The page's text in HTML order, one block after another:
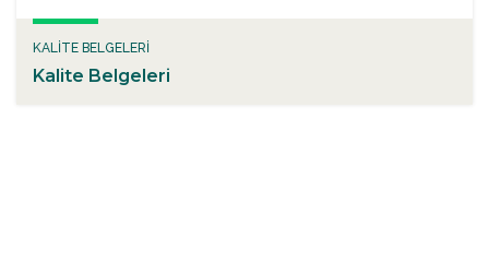
KALITE BELGELERI
Kalite Belgeleri